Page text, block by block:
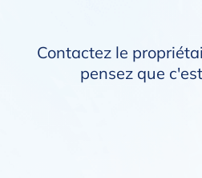
Contactez le
pensez que